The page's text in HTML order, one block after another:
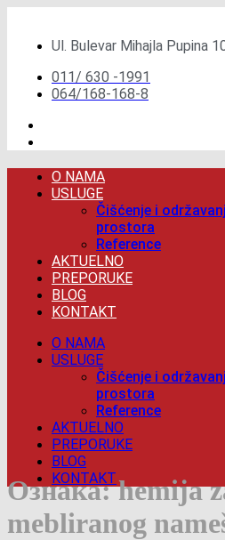
садржајUl. Bulevar Mihajla Pupina
011/ 630 -1991
064/168-168-8
O NAMA
USLUGE
Čišćenje i
prostora
Reference
AKTUELNO
PREPORUKE
BLOG
KONTAKT
O NAMA
USLUGE
Čišćenje i
prostora
Reference
AKTUELNO
PREPORUKE
BLOG
KONTAKT
Ознака:hemija
mebliranog